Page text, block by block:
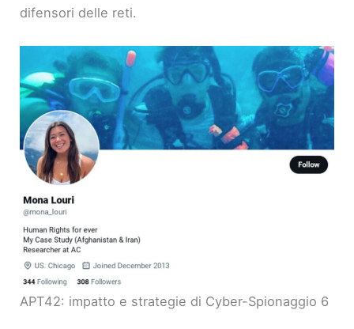
difensori delle reti.
APT42: impatto e strategie di Cyber-Spionaggio 6